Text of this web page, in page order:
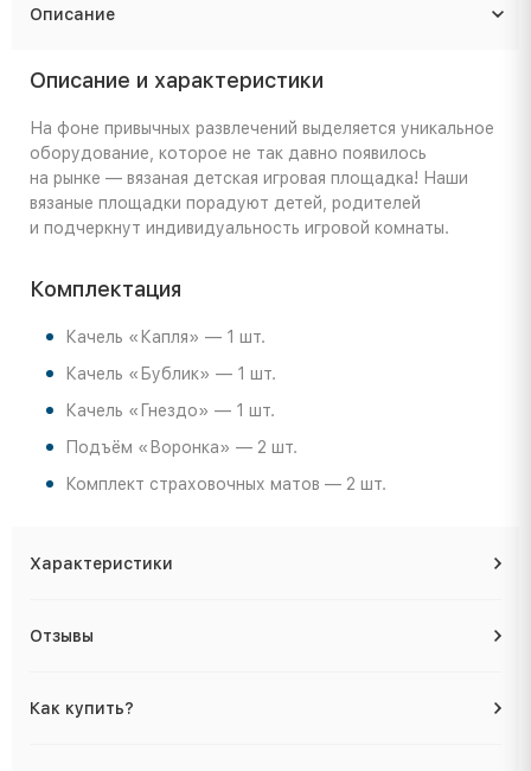
Описание
Описание и характеристики
На фоне привычных развлечений выделяется уникальное
оборудование, которое не так давно появилось
на рынке — вязаная детская игровая площадка! Наши
вязаные площадки порадуют детей, родителей
и подчеркнут индивидуальность игровой комнаты.
Комплектация
Качель «Капля» — 1 шт.
Качель «Бублик» — 1 шт.
Качель «Гнездо» — 1 шт.
Подъём «Воронка» — 2 шт.
Комплект страховочных матов — 2 шт.
Характеристики
Отзывы
Как купить?